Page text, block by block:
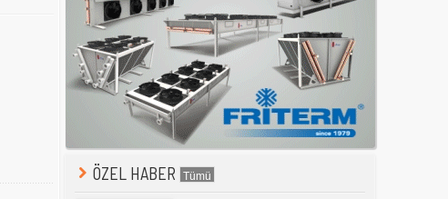
ÖZEL HABER